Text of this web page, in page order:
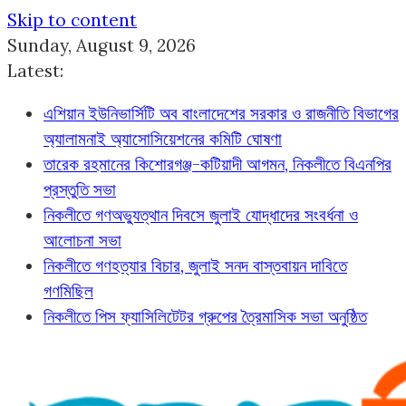
Skip to content
Sunday, August 9, 2026
Latest:
এশিয়ান ইউনিভার্সিটি অব বাংলাদেশের সরকার ও রাজনীতি বিভাগের
অ্যালামনাই অ্যাসোসিয়েশনের কমিটি ঘোষণা
তারেক রহমানের কিশোরগঞ্জ-কটিয়াদী আগমন, নিকলীতে বিএনপির
প্রস্তুতি সভা
নিকলীতে গণঅভ্যুত্থান দিবসে জুলাই যোদ্ধাদের সংবর্ধনা ও
আলোচনা সভা
নিকলীতে গণহত্যার বিচার, জুলাই সনদ বাস্তবায়ন দাবিতে
গণমিছিল
নিকলীতে পিস ফ্যাসিলিটেটর গ্রুপের ত্রৈমাসিক সভা অনুষ্ঠিত